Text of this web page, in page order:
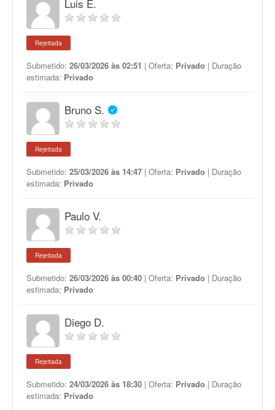
Luis E.
Rejeitada
Submetido: 26/03/2026 às 02:51 | Oferta: Privado | Duração
estimada: Privado
Bruno S.
Rejeitada
Submetido: 25/03/2026 às 14:47 | Oferta: Privado | Duração
estimada: Privado
Paulo V.
Rejeitada
Submetido: 26/03/2026 às 00:40 | Oferta: Privado | Duração
estimada: Privado
Diego D.
Rejeitada
Submetido: 24/03/2026 às 18:30 | Oferta: Privado | Duração
estimada: Privado